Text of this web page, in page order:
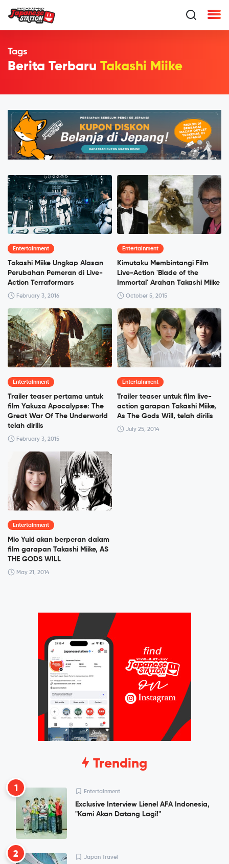
Tags
Berita Terbaru Takashi Miike
Entertainment
Takashi Miike Ungkap Alasan
Perubahan Pemeran di Live-
Action Terraformars
February 3, 2016
Entertainment
Kimutaku Membintangi Film
Live-Action 'Blade of the
Immortal' Arahan Takashi Miike
October 5, 2015
Entertainment
Trailer teaser pertama untuk
film Yakuza Apocalypse: The
Great War Of The Underworld
telah dirilis
February 3, 2015
Entertainment
Trailer teaser untuk film live-
action garapan Takashi Miike,
As The Gods Will, telah dirilis
July 25, 2014
Entertainment
Mio Yuki akan berperan dalam
film garapan Takashi Miike, AS
THE GODS WILL
May 21, 2014
Trending
1 Entertainment
Exclusive Interview Lienel AFA Indonesia,
"Kami Akan Datang Lagi!"
2 Japan Travel